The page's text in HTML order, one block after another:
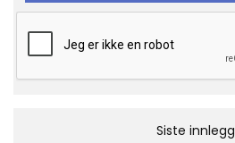
Siste innlegg